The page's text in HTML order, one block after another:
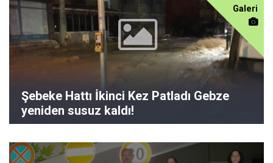
Galeri
Şebeke Hattı İkinci Kez Patladı Gebze
yeniden susuz kaldı!